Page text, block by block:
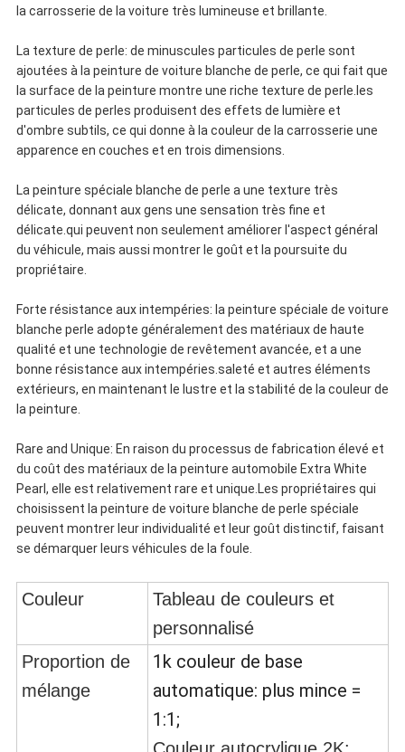
la carrosserie de la voiture très lumineuse et brillante.
La texture de perle: de minuscules particules de perle sont
ajoutées à la peinture de voiture blanche de perle, ce qui fait que
la surface de la peinture montre une riche texture de perle.les
particules de perles produisent des effets de lumière et
d'ombre subtils, ce qui donne à la couleur de la carrosserie une
apparence en couches et en trois dimensions.
La peinture spéciale blanche de perle a une texture très
délicate, donnant aux gens une sensation très fine et
délicate.qui peuvent non seulement améliorer l'aspect général
du véhicule, mais aussi montrer le goût et la poursuite du
propriétaire.
Forte résistance aux intempéries: la peinture spéciale de voiture
blanche perle adopte généralement des matériaux de haute
qualité et une technologie de revêtement avancée, et a une
bonne résistance aux intempéries.saleté et autres éléments
extérieurs, en maintenant le lustre et la stabilité de la couleur de
la peinture.
Rare and Unique: En raison du processus de fabrication élevé et
du coût des matériaux de la peinture automobile Extra White
Pearl, elle est relativement rare et unique.Les propriétaires qui
choisissent la peinture de voiture blanche de perle spéciale
peuvent montrer leur individualité et leur goût distinctif, faisant
se démarquer leurs véhicules de la foule.
Couleur
Tableau de couleurs et
personnalisé
Proportion de
mélange
1k couleur de base
automatique: plus mince =
1:1;